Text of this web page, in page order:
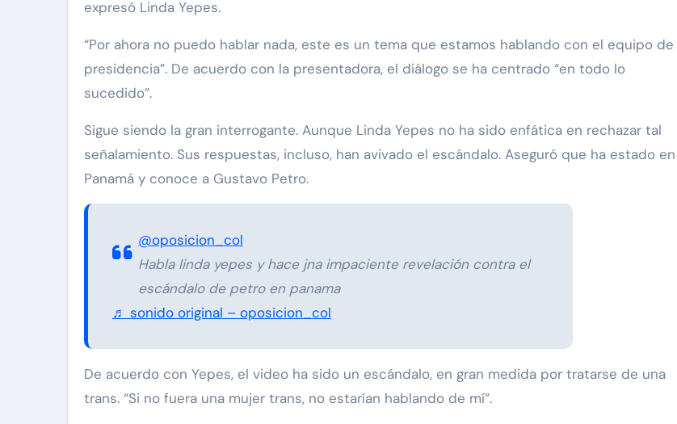
expresó Linda Yepes.
“Por ahora no puedo hablar nada, este es un tema que estamos hablando con el equipo de
presidencia”. De acuerdo con la presentadora, el diálogo se ha centrado “en todo lo
sucedido”.
Sigue siendo la gran interrogante. Aunque Linda Yepes no ha sido enfática en rechazar tal
señalamiento. Sus respuestas, incluso, han avivado el escándalo. Aseguró que ha estado en
Panamá y conoce a Gustavo Petro.
@oposicion_col
Habla linda yepes y hace jna impaciente revelación contra el
escándalo de petro en panama
♬ sonido original – oposicion_col
De acuerdo con Yepes, el video ha sido un escándalo, en gran medida por tratarse de una
trans. “Si no fuera una mujer trans, no estarían hablando de mí”.
del divorcio de
acusaciones de supuesto
junto a Diddy Combs en
plena fiesta
Dic 9, 2024
no se quiere ir”
Nov 28, 2024